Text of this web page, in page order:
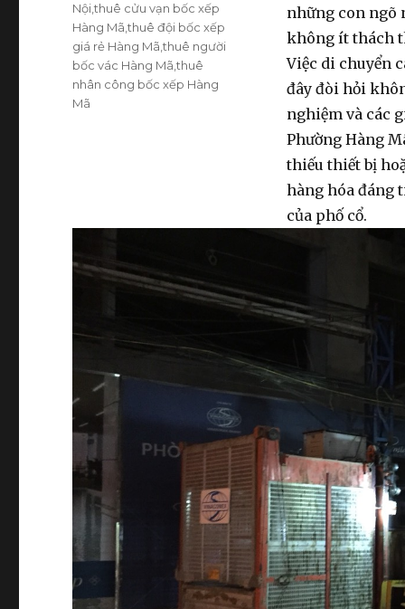
những con ngõ
không ít thách
Việc di chuyển
đây đòi hỏi
nghiệm và các
Phường Hàng
thiếu thiết bị
hàng hóađáng
của phố cổ.
Nội,thuê cửu vạn bốc xếp
Hàng Mã ,thuê đội bốc xếp
giá rẻ Hàng Mã ,thuê người
bốc vác Hàng Mã ,thuê
nhân công bốc xếp Hàng
Mã